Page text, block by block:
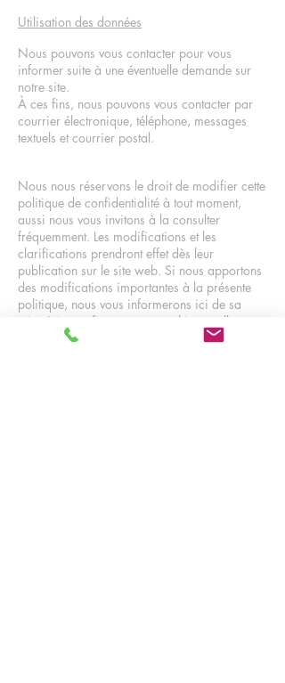
Utilisation des données
Nous pouvons vous contacter pour vous
informer suite à une éventuelle demande sur
notre site.
À ces fins, nous pouvons vous contacter par
courrier électronique, téléphone, messages
textuels et courrier postal.
Nous nous réservons le droit de modifier cette
politique de confidentialité à tout moment,
aussi nous vous invitons à la consulter
fréquemment. Les modifications et les
clarifications prendront effet dès leur
publication sur le site web. Si nous apportons
des modifications importantes à la présente
politique, nous vous informerons ici de sa
mise à jour, afin que vous sachiez quelles
informations nous recueillons, comment nous